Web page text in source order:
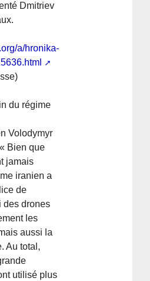
Dmitriev
a/hronika-
du régime
Volodymyr
Bien que
jamais
iranien a
de
des drones
les
aussi la
Au total,
utilisé plus